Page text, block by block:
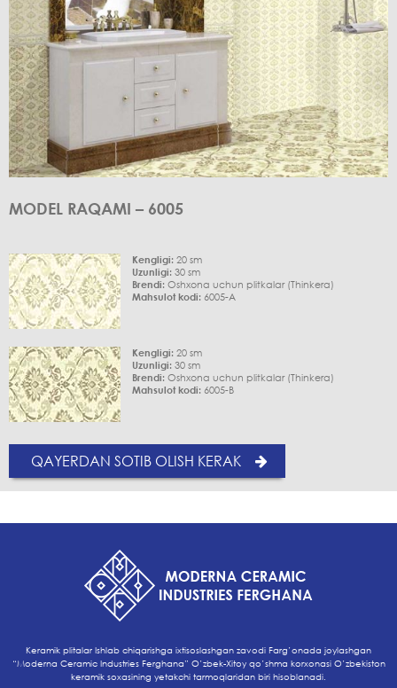
MODEL RAQAMI – 6005
Kengligi: 20 sm
Uzunligi: 30 sm
Brendi: Oshxona uchun plitkalar (Thinkera)
Mahsulot kodi: 6005-A
Kengligi: 20 sm
Uzunligi: 30 sm
Brendi: Oshxona uchun plitkalar (Thinkera)
Mahsulot kodi: 6005-B
QAYERDAN SOTIB OLISH KERAK
Keramik plitalar Ishlab chiqarishga ixtisoslashgan zavodi Farg’onada joylashgan
“Moderna Ceramic Industries Ferghana” O’zbek-Xitoy qo’shma korxonasi O’zbekiston
keramik soxasining yetakchi tarmoqlaridan biri hisoblanadi.